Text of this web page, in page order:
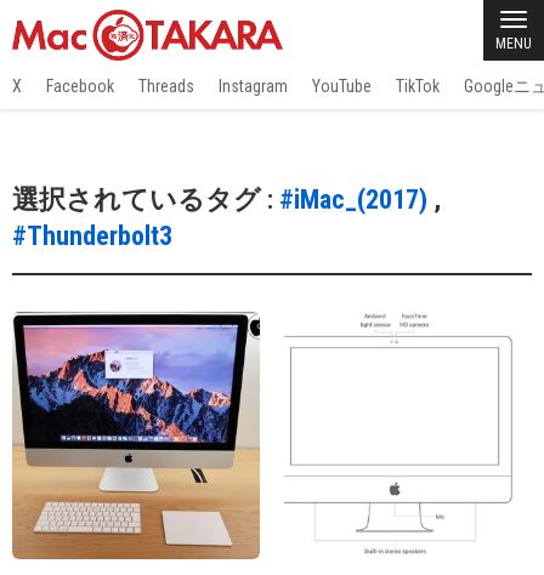
MENU
X Facebook Threads Instagram YouTube TikTok Googleニ
選択されているタグ : #iMac_(2017) ,
#Thunderbolt3